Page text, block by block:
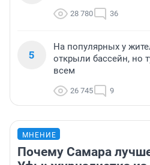
28 780 36
5
На популярных у
открыли бассейн, но
всем
26 745 9
МНЕНИЕ
Почему Самара